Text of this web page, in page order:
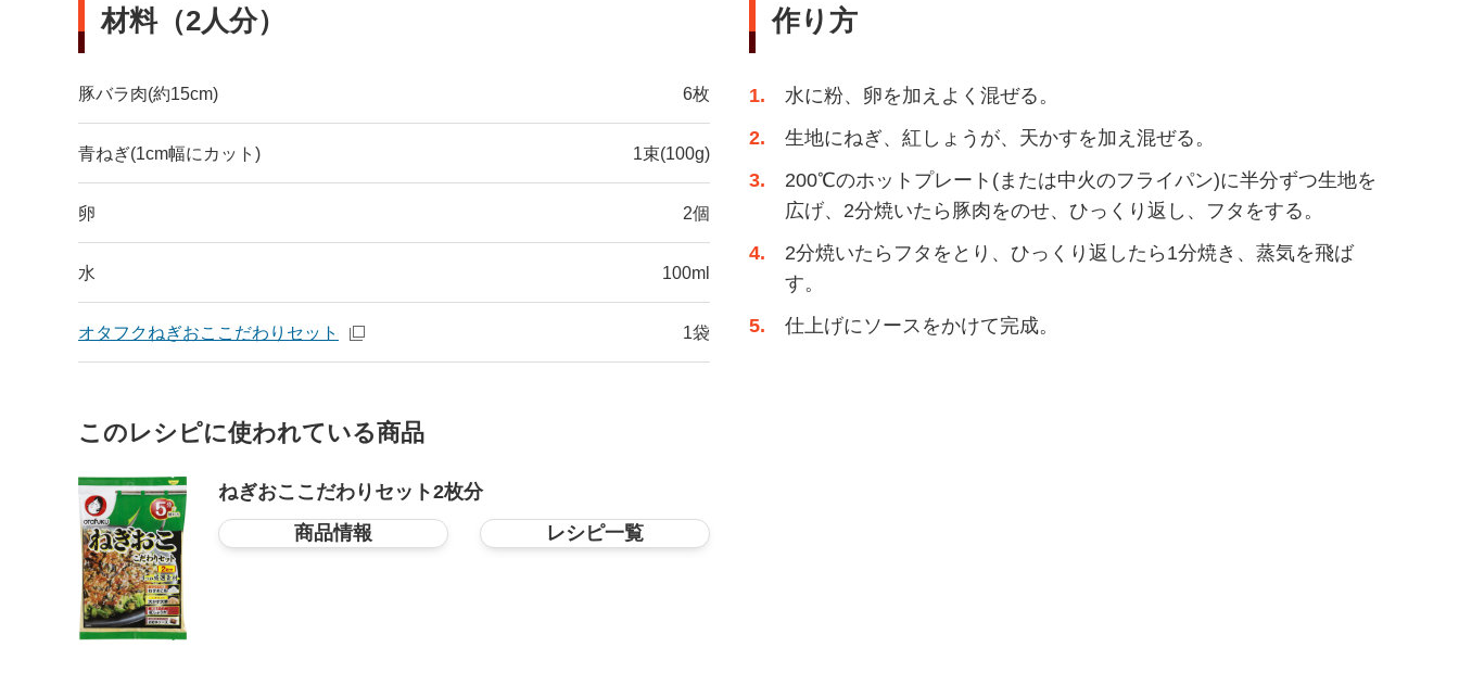
材料（2人分）
豚バラ肉(約15cm) 6枚
青ねぎ(1cm幅にカット) 1束(100g)
卵 2個
水 100ml
オタフクねぎおここだわりセット 1袋
作り方
1
水に粉、卵を加えよく混ぜる。
2
生地にねぎ、紅しょうが、天かすを加え混ぜる。
3
200℃のホットプレート(または中火のフライパン)に半分ずつ生地を
広げ、2分焼いたら豚肉をのせ、ひっくり返し、フタをする。
4
2分焼いたらフタをとり、ひっくり返したら1分焼き、蒸気を飛ば
す。
5
仕上げにソースをかけて完成。
このレシピに使われている商品
ねぎおここだわりセット2枚分
商品情報
レシピ一覧